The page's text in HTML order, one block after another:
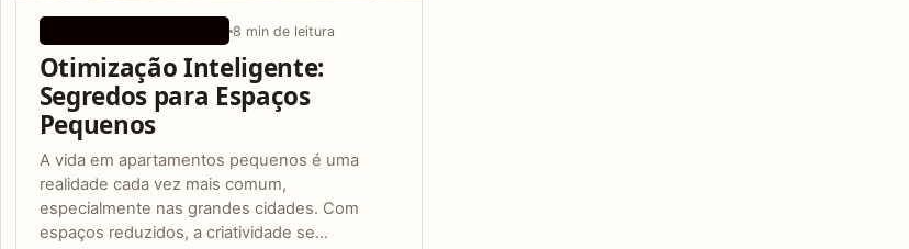
8 min de leitura
Otimização Inteligente:
Segredos para Espaços
Pequenos
A vida em apartamentos pequenos é uma
realidade cada vez mais comum,
especialmente nas grandes cidades. Com
espaços reduzidos, a criatividade se…